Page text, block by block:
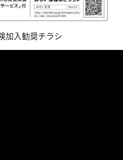
加入勧奨チラシ